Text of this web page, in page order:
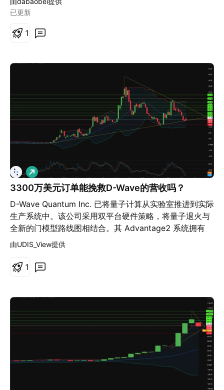
制和自有品牌产品（通常通过分销商），以及向餐饮服务
运营商销售的 Marzetti 品牌产品。 因此，增长取决于零
售渠道、消费者需求、与餐厅客户的菜单方案、授权关
系、产品创新、定价和生产规模，而不是订阅或类似软件
Marzetti 沙拉酱、蘸酱和餐饮服务酱料；纽约面包房冷冻
蒜蓉面包和面包丁；舒伯特姐妹冷冻餐包；Cardini's 和
Girard's 沙拉酱；查塔姆村面包丁；以及 Marzetti 冷冻
意大利面。 授权产品包括 Chick-fil-A 的酱料和沙拉酱、
Olive Garden 的沙拉酱、Buffalo Wild Wings、Arby's
和 Subway 的酱料，以及 Texas Roadhouse 的牛排酱和
冷冻面包卷。 2025 财年，餐饮服务用调味品和酱料占公
司总销售额的 35%；零售常温保存的调味品、酱料和面包
丁占 23%；零售冷冻面包占 20%；餐饮服务用冷冻面包
和其他产品占 12%；冷藏零售调味品和蘸酱占 10%。
Marzetti 于 2026 年 5 月 1 日新增了 Bachan's 日式烧
烤酱；截至 2025 年 12 月 31 日的十二个月内，
Bachan's 的销售额约为 8700 万美元。 4. 业务重点国家
美国是马泽蒂最重要的市场：该公司表示，净销售额主要
来自国内，截至 2025 财年末，其 14 家公司自营食品工
厂均位于美国，而且绝大多数零售和餐饮服务产品都是通
国、加拿大和欧洲的第三方制造，因此加拿大和欧洲是次
美融合的定位以及日本味醂等原料上，但 Marzetti 目前
并未将日本或任何其他外国列为重要的销售地区。 5. 主要
竞争对手 竞争格局分散，包括大型包装食品公司、专业酱
料和烘焙食品制造商、零售商自有品牌和分销商拥有的餐
饮服务品牌。 卡夫亨氏通过亨氏、卡夫和其他品牌，直接
在调味品、酱料、蛋黄酱和沙拉酱领域展开竞争。 味好美
公司在零售酱料、腌料、辣酱以及品牌或定制餐饮服务风
已更新
1
3300万美元订单能挽救D-Wave的营收吗？
D-Wave Quantum Inc. 已将量子计算从实验室推进到实际
生产系统中。该公司采用双平台硬件策略，将量子退火与
全新的门模型路线图相结合。其 Advantage2 系统拥有
4,400 多个超导量子比特，并将物理噪声降低了 75%。
间达 99.9%，该平台上 Advantage2 的使用量同比增长
了 314%。从长远来看，管理层的目标是到 2030 年实现
特。 财务状况呈现出剧烈的两极分化。2026 年初，过去
十二个月的年度营收为 1244 万美元，第一季度营收同比
萎缩 80.9% 至 286 万美元。然而，预订额（Bookings）
却展现出截然不同的前景。第一季度预订额激增至 3340
万美元，预示着未来的商业需求尚未转化为已确认的销售
额。本季度运营费用达到 5654 万美元，其中 2579 万美
元用于研发。流动性保持充裕，速动比率高于 21。空头
头寸占流通股的 17.82%，即超过 6500 万股。 商业验证
做
多
由UDIS_View提供
1